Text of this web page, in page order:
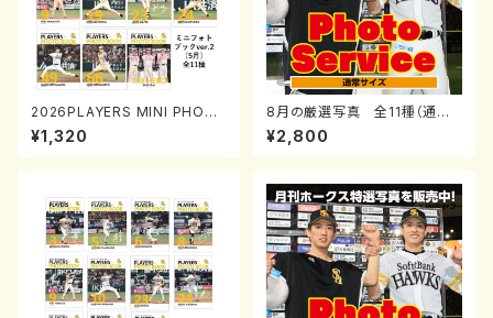
2026PLAYERS MINI PHOT
O BOOK「プレイヤーズミニフォ
トブック」ver.2(5月)0731-081
¥1,320
8月の厳選写真 全11種（通常
サイズ）
¥2,800